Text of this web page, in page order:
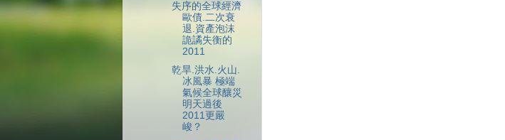
失序的全球經濟
歐債.二次衰
退.資產泡沫
詭譎失衡的
2011
乾旱.洪水.火山.
冰風暴 極端
氣候全球釀災
明天過後
2011更嚴
峻？